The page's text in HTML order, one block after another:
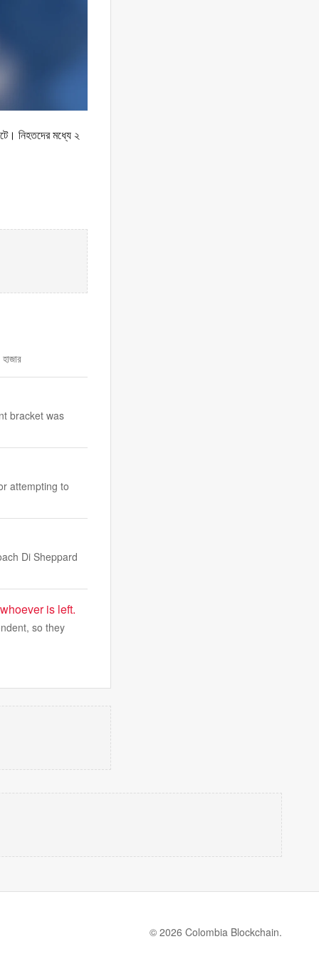
নিহতদের মধ্যে ২
bracket was
attempting to
Di Sheppard
is left.
so they
© 2026 Colombia Blockchain.